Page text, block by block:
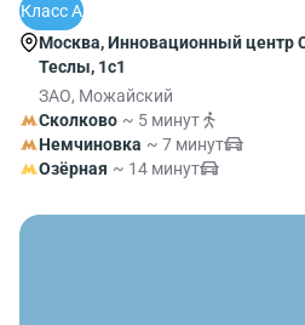
Класс A
Москва, Инновационный центр
Теслы, 1с1
ЗАО, Можайский
Сколково ~ 5 минут
Немчиновка ~ 7 минут
Озёрная ~ 14 минут